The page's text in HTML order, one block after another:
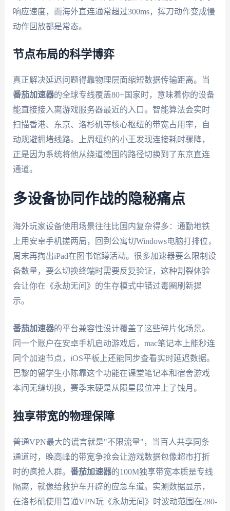
响应速度，而海外直连通常超过300ms，挥刀动作变成慢
动作回放都是常态。
节点布局的科学博弈
真正解决延迟问题得靠物理层面缩短数据传输距离。当
番茄加速器的全球专线覆盖80+国家时，意味着你的设备
能直接接入离游戏服务器最近的入口。智能算法会实时
扫描香港、东京、洛杉矶等核心枢纽的带宽占用率，自
动规避拥堵线路。上周纽约的小王发现连接耗时骤降，
正是因为系统将他从绕道德国的路径切换到了东京直连
通道。
多设备协同作战的隐秘痛点
海外玩家设备使用场景往往比国内复杂得多：通勤地铁
上用安卓手机搓两局，回到公寓切Windows电脑打排位，
周末再掏出iPad在图书馆蹲活动。很多加速器要么限制设
备数量，要么切换终端时需要反复验证，这种割裂体验
会让你在《永劫无间》的生存模式中错过毒圈刷新提
示。
番茄加速器的平台兼容性设计覆盖了这些碎片化场景。
同一个账户在安卓手机启动游戏后，mac笔记本上能秒连
同个加速节点，iOS平板上还能同步查看实时延迟数据。
巴黎的留学生小陈靠这个功能在课堂笔记本和宿舍游戏
本间无缝切换，赛季末硬是从陨星段位冲上了蚀月。
独享带宽的物理保障
普通VPN最大的谎言就是"不限流量"，当百人共享同条
通道时，晚高峰的带宽争抢会让游戏数据包像超市打折
时的疯抢人群。 番茄加速器的100M独享带宽本质是专线
隔离，就像给救护车开辟的应急车道。实测数据显示，
在洛杉矶使用普通VPN玩《永劫无间》时波动范围在280-